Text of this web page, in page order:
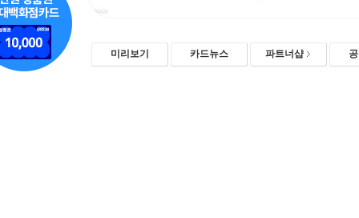
미리보기 카드뉴스 파트너샵